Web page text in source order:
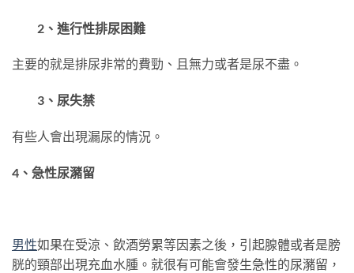
2、進行性排尿困難
主要的就是排尿非常的費勁、且無力或者是尿不盡。
3、尿失禁
有些人會出現漏尿的情況。
4、急性尿瀦留
男性如果在受涼、飲酒勞累等因素之後，引起腺體或者是膀
胱的頸部出現充血水腫。就很有可能會發生急性的尿瀦留，